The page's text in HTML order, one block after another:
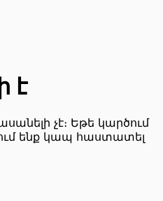
է
չէ։ Եթե կարծում
ենք կապ հաստատել